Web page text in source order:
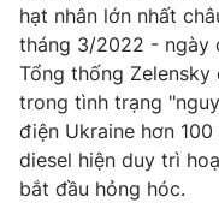
® Cấm sao chép dưới
thuận bằng văn bản.
thông tin từ website này.
hạt nhân lớn nhất
tháng 3/2022 - ngày
Tổng thống Zelensky
trong tình trạng
điện Ukraine hơn
diesel hiện duy trì
bắt đầu hỏng hóc.